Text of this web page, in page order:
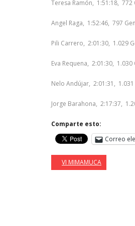
Teresa Ramón, 1:51:18,
Angel Raga, 1:52:46, 797
Pili Carrero, 2:01:30, 1.029
Eva Requena, 2:01:30,
Nelo Andújar, 2:01:31,
Jorge Barahona, 2:17:37,
Comparte esto:
Correo
VI MIMAMUCA